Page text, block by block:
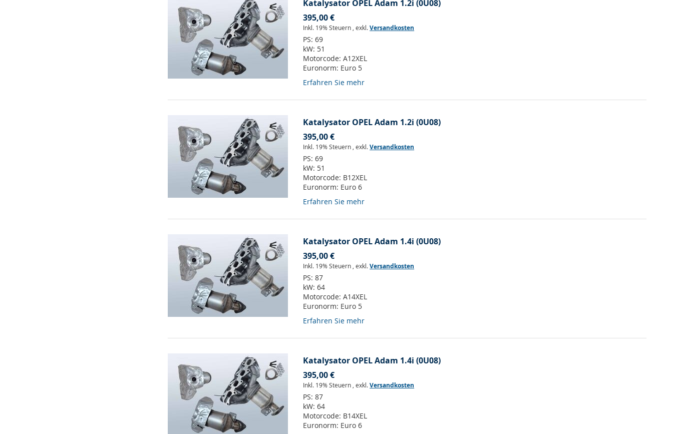
Katalysator OPEL Adam 1.2i (0U08)
395,00 €
Inkl. 19% Steuern ,exkl.Versandkosten
PS:69
kW: 51
Motorcode:A12XEL
Euronorm: Euro 5
Erfahren Sie mehr
Katalysator OPEL Adam 1.2i (0U08)
395,00 €
Inkl. 19% Steuern ,exkl.Versandkosten
PS:69
kW: 51
Motorcode: B12XEL
Euronorm: Euro 6
Erfahren Sie mehr
Katalysator OPEL Adam 1.4i (0U08)
395,00 €
Inkl. 19% Steuern ,exkl.Versandkosten
PS:87
kW:64
Motorcode:A14XEL
Euronorm: Euro 5
Erfahren Sie mehr
Katalysator OPEL Adam 1.4i (0U08)
395,00 €
Inkl. 19% Steuern ,exkl.Versandkosten
PS:87
kW:64
Motorcode: B14XEL
Euronorm: Euro 6